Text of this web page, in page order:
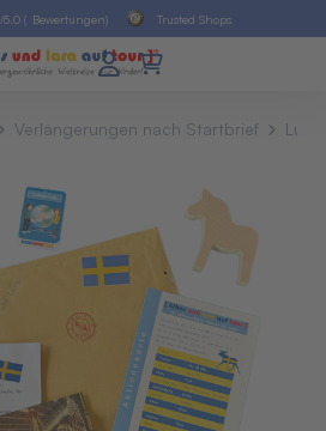
/5.0 ( Bewertungen) Trusted Shops
Verlängerungen nach Startbrief